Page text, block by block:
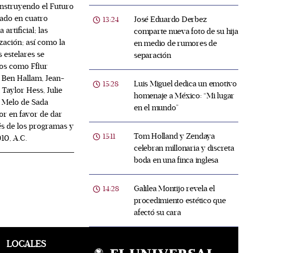
el Futuro
en cuatro
artificial; las
así como la
estelares se
como Fflur
Hallam, Jean-
Hess, Julie
de Sada
en favor de dar
de los programas y
A.C.
13:24
José Eduardo Derbez
comparte nueva foto de su hija
en medio de rumores de
separación
15:28
Luis Miguel dedica un emotivo
homenaje a México: “Mi lugar
en el mundo”
15:11
Tom Holland y Zendaya
celebran millonaria y discreta
boda en una finca inglesa
14:28
Galilea Montijo revela el
procedimiento estético que
afectó su cara
LOCALES